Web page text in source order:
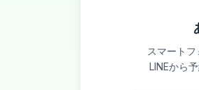
スマート
LINEから